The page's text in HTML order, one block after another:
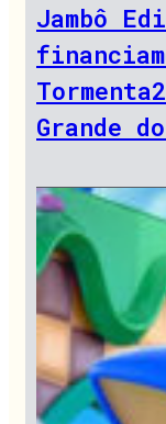
Jambô
Grande